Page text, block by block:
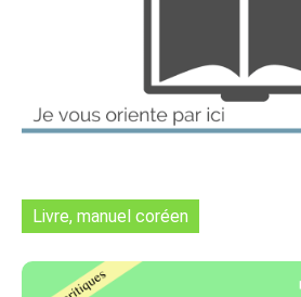
Livre, manuel coréen